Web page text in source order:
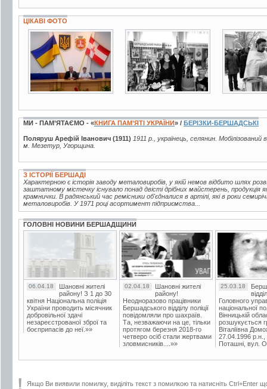
ЦІКАВІ ФОТО
6 фото 2 фото 3 фото
МИ - ПАМ’ЯТАЄМО - «КНИГА ПАМ’ЯТІ УКРАЇНИ» / БЕРІЗКИ-БЕРШАДСЬКІ
Поляруш Арефій Іванович (1911) 1911 р., українець, селянин.
м. Мезетур, Угорщина.
З ІСТОРІЇ БЕРШАДІ
Характерною є історія заводу металовиробів, у якій немов відбито шлях
заштатному містечку існувало понад двісті дрібних майстерень, продукція
крамнички. В радянський час ремісники об'єдналися в артілі, які в роки
металовиробів. У 1971 році асортимент підприємства...
ГОЛОВНІ НОВИНИ БЕРШАДЩИНИ
06.04.18
Шановні жителі
району! З 1 до 30
квітня Національна поліція
України проводить місячник
добровільної здачі
незареєстрованої зброї та
боєприпасів до неї.»»
02.04.18
Шановні жителі
району!
Неодноразово працівники
Бершадського відділу поліції
повідомляли про шахраїв.
Та, незважаючи на це, тільки
протягом березня 2018-го
четверо осіб стали жертвами
зловмисників....»»
25.03.18
Головного
національної
Вінницькій
розшукується
Віталіївна
27.04.1996 р.н.,
Поташні, вул.
Якщо Ви виявили помилку, виділіть текст з помилкою та натисніть Ctrl+Enter